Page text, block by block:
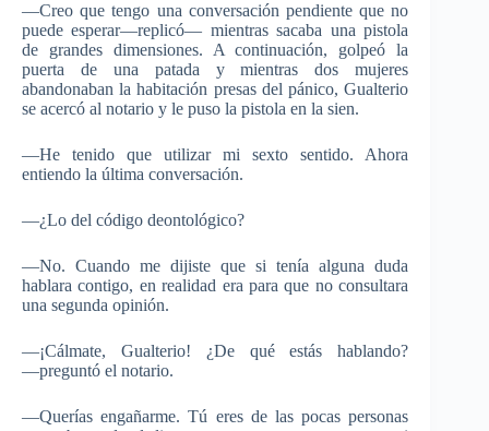
―Creo que tengo una conversación pendiente que no
puede esperar―replicó― mientras sacaba una pistola
de grandes dimensiones. A continuación, golpeó la
puerta de una patada y mientras dos mujeres
abandonaban la habitación presas del pánico, Gualterio
se acercó al notario y le puso la pistola en la sien.
―He tenido que utilizar mi sexto sentido. Ahora
entiendo la última conversación.
―¿Lo del código deontológico?
―No. Cuando me dijiste que si tenía alguna duda
hablara contigo, en realidad era para que no consultara
una segunda opinión.
―¡Cálmate, Gualterio! ¿De qué estás hablando?
―preguntó el notario.
―Querías engañarme. Tú eres de las pocas personas